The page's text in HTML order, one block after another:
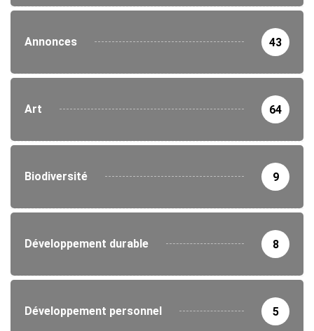
Annonces 43
Art 64
Biodiversité 9
Développement durable 8
Développement personnel 5